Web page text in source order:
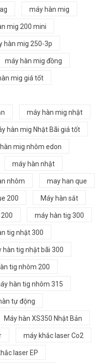
máy hàn mig
mig 200 mini
hàn mig 250-3p
máy hàn mig đồng
mig giá tốt
máy hàn mig nhật
hàn mig Nhật Bãi giá tốt
mig nhôm edon
máy hàn nhật
nhôm may han que
200 Máy hàn sắt
máy hàn tig 300
tig nhật 300
hàn tig nhật bãi 300
tig nhôm 200
hàn tig nhôm 315
tự động
Máy hàn XS350 Nhật Bản
máy khắc laser Co2
laser EP